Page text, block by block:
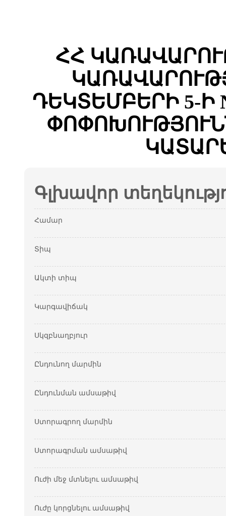
ՀՀ
ԴԵԿՏԵՄԲԵՐԻ 5-Ի
Գլխավոր
Համար
Տիպ
Ակտի տիպ
Կարգավիճակ
Սկզբնաղբյուր
Ընդունող մարմին
Ընդունման ամսաթիվ
Ստորագրող մարմին
Ստորագրման ամսաթիվ
Ուժի մեջ մտնելու ամսաթիվ
Ուժը կորցնելու ամսաթիվ